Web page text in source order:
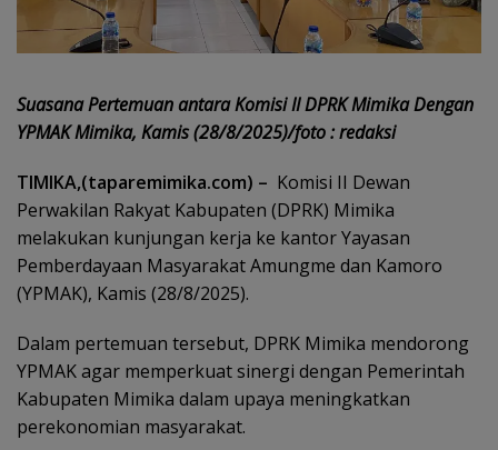
Suasana Pertemuan antara Komisi II DPRK Mimika Dengan
YPMAK Mimika, Kamis (28/8/2025)/foto : redaksi
TIMIKA,(taparemimika.com) – Komisi II Dewan
Perwakilan Rakyat Kabupaten (DPRK) Mimika
melakukan kunjungan kerja ke kantor Yayasan
Pemberdayaan Masyarakat Amungme dan Kamoro
(YPMAK), Kamis (28/8/2025).
Dalam pertemuan tersebut, DPRK Mimika mendorong
YPMAK agar memperkuat sinergi dengan Pemerintah
Kabupaten Mimika dalam upaya meningkatkan
perekonomian masyarakat.